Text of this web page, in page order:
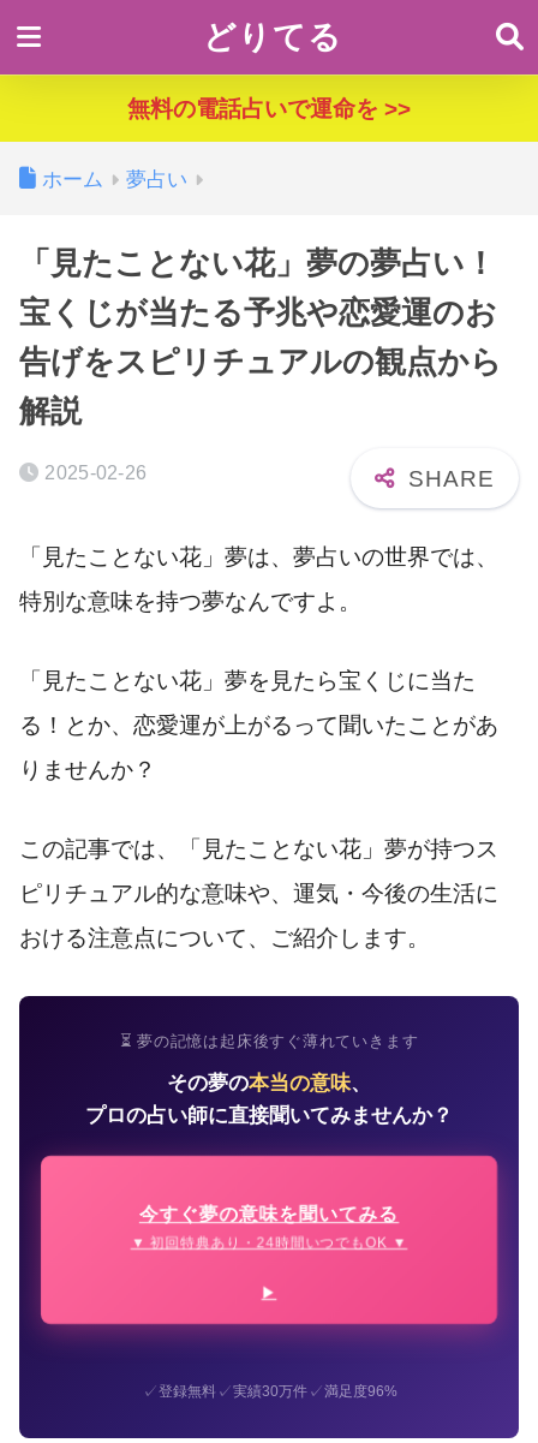
どりてる
無料の電話占いで運命を >>
ホーム 夢占い
「見たことない花」夢の夢占い！
宝くじが当たる予兆や恋愛運のお
告げをスピリチュアルの観点から
解説
2025-02-26
「見たことない花」夢は、夢占いの世界では、
特別な意味を持つ夢なんですよ。
「見たことない花」夢を見たら宝くじに当た
る！とか、恋愛運が上がるって聞いたことがあ
りませんか？
この記事では、「見たことない花」夢が持つス
ピリチュアル的な意味や、運気・今後の生活に
おける注意点について、ご紹介します。
⏳ 夢の記憶は起床後すぐ薄れていきます
その夢の本当の意味、
プロの占い師に直接聞いてみませんか？
今すぐ夢の意味を聞いてみる
▼ 初回特典あり・24時間いつでもOK ▼
✓登録無料✓実績30万件✓満足度96%